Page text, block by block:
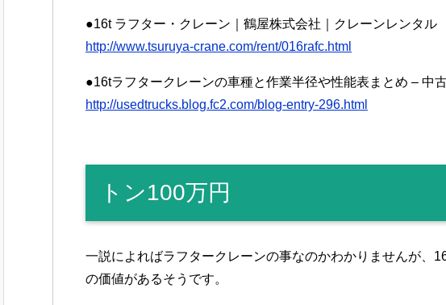
●16t ラフター・クレーン｜鶴屋株式会社｜クレーンレンタル
http://www.tsuruya-crane.com/rent/016rafc.html
●16tラフタークレーンの車種と作業半径や性能表まとめ – 中
http://usedtrucks.blog.fc2.com/blog-entry-296.html
トン100万円
一説によればラフタークレーンの事なのかわかりませんが、
の価値があるそうです。